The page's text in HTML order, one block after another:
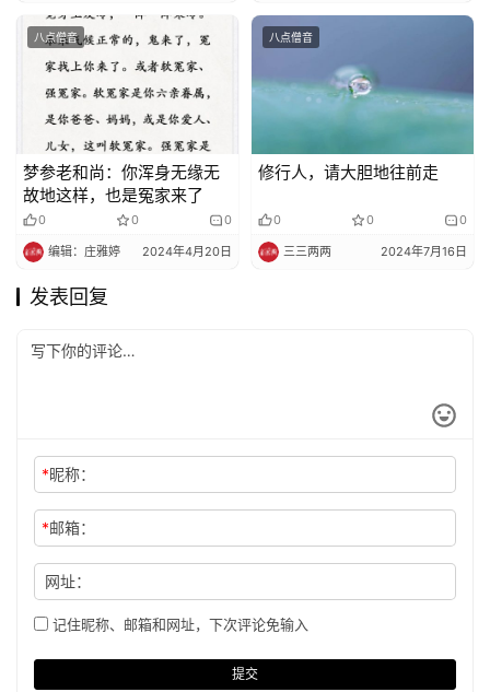
八点僧音
梦参老和尚：你浑身无缘无
故地这样，也是冤家来了
0 0 0
编辑：庄雅婷 2024年4月20日
八点僧音
修行人，请大胆地往前走
0 0 0
三三两两 2024年7月16日
发表回复
*昵称：
*邮箱：
网址：
记住昵称、邮箱和网址，下次评论免输入
提交